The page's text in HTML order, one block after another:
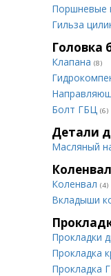
Поршневые
Гильза
Головка
Клапана (8)
Болт ГБЦ (6)
Детали
Масляный
Коленвал
Коленвал (4)
Вкладыши
Прокладки
Прокладка
Прокладка